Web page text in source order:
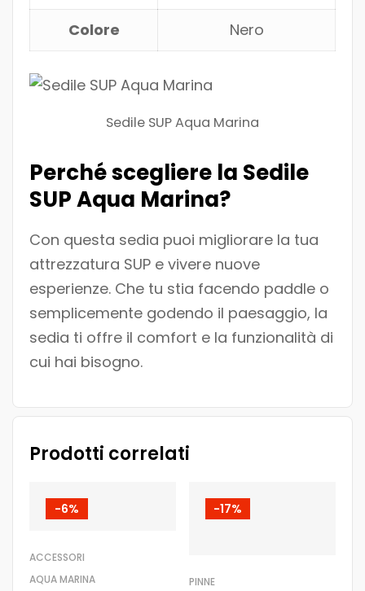
Colore Nero
Sedile SUP Aqua Marina
Perché scegliere la Sedile
SUP Aqua Marina?
Con questa sedia puoi migliorare la tua
attrezzatura SUP e vivere nuove
esperienze. Che tu stia facendo paddle o
semplicemente godendo il paesaggio, la
sedia ti offre il comfort e la funzionalità di
cui hai bisogno.
Prodotti correlati
-6%
ACCESSORI
AQUA MARINA
-17%
PINNE